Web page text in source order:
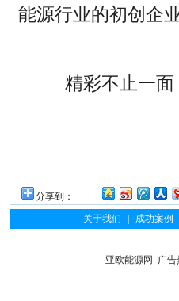
能源行业的初创企
精彩不止一
分享到：
关于我们
| 成功案例
亚欧能源网 广告